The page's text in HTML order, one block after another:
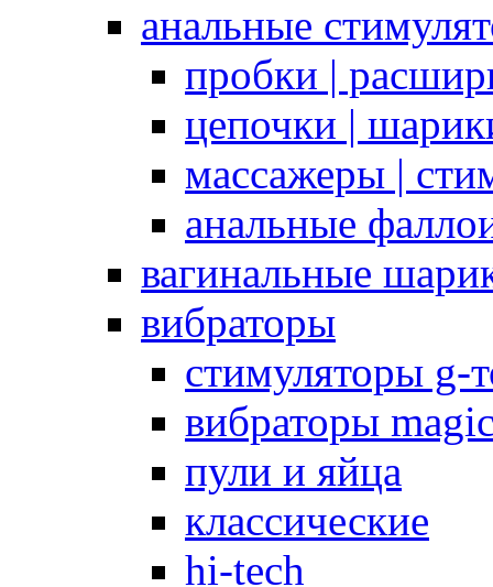
анальные
пробки |
цепочки |
массажеры |
анальные
вагинальные
вибраторы
стимуляторы g-
вибраторы
пули и яйца
классические
hi-tech